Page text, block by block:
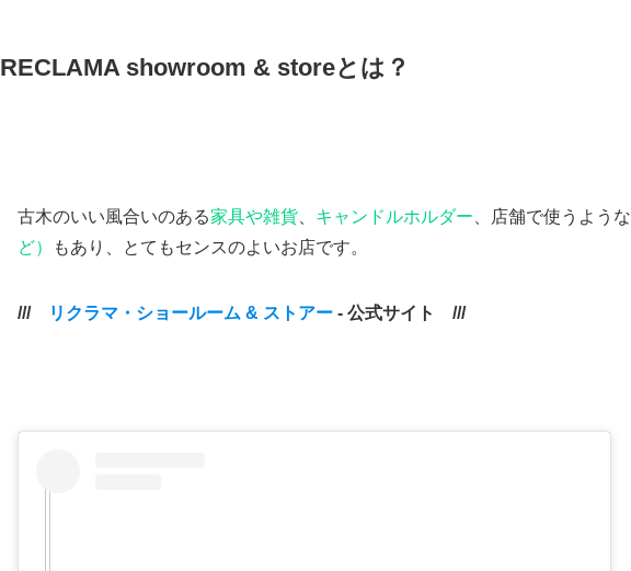
RECLAMA showroom & storeとは？
古木のいい風合いのある家具や雑貨 キャンドルホルダー 、店舗で使うような
ど）
もあり、とてもセンスのよいお店です。
/// リクラマ・ショールーム & ストアー - 公式サイト ///